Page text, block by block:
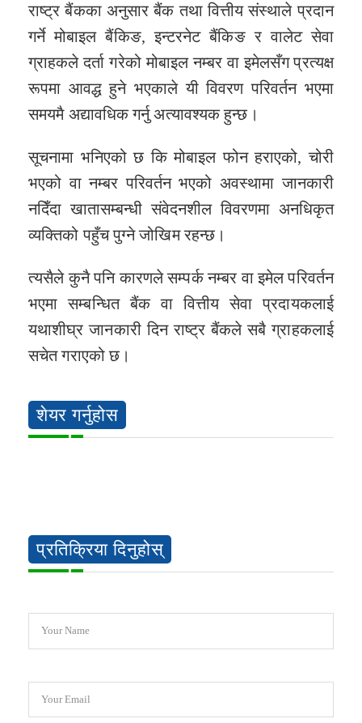
राष्ट्र बैंकका अनुसार बैंक तथा वित्तीय संस्थाले प्रदान
गर्ने मोबाइल बैंकिङ, इन्टरनेट बैंकिङ र वालेट सेवा
ग्राहकले दर्ता गरेको मोबाइल नम्बर वा इमेलसँग प्रत्यक्ष
रूपमा आवद्ध हुने भएकाले यी विवरण परिवर्तन भएमा
समयमै अद्यावधिक गर्नु अत्यावश्यक हुन्छ।
सूचनामा भनिएको छ कि मोबाइल फोन हराएको, चोरी
भएको वा नम्बर परिवर्तन भएको अवस्थामा जानकारी
नदिँदा खातासम्बन्धी संवेदनशील विवरणमा अनधिकृत
व्यक्तिको पहुँच पुग्ने जोखिम रहन्छ।
त्यसैले कुनै पनि कारणले सम्पर्क नम्बर वा इमेल परिवर्तन
भएमा सम्बन्धित बैंक वा वित्तीय सेवा प्रदायकलाई
यथाशीघ्र जानकारी दिन राष्ट्र बैंकले सबै ग्राहकलाई
सचेत गराएको छ।
शेयर गर्नुहोस
प्रतिक्रिया दिनुहोस्
Your Name
Your Email